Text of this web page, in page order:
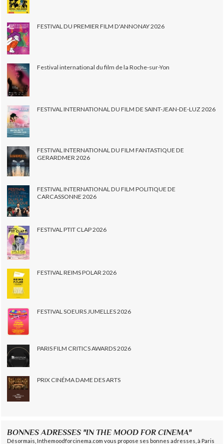
FESTIVAL DU PREMIER FILM D'ANNONAY 2026
Festival international du film de la Roche-sur-Yon
FESTIVAL INTERNATIONAL DU FILM DE SAINT-JEAN-DE-LUZ 2026
FESTIVAL INTERNATIONAL DU FILM FANTASTIQUE DE
GERARDMER 2026
FESTIVAL INTERNATIONAL DU FILM POLITIQUE DE
CARCASSONNE 2026
FESTIVAL PTIT CLAP 2026
FESTIVAL REIMS POLAR 2026
FESTIVAL SOEURS JUMELLES 2026
PARIS FILM CRITICS AWARDS 2026
PRIX CINÉMA DAME DES ARTS
BONNES ADRESSES "IN THE MOOD FOR CINEMA"
Désormais, Inthemoodforcinema.com vous propose ses bonnes adresses, à Paris